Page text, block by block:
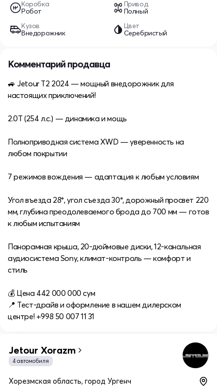
Коробка
Робот
Привод
Полный
Кузов
Внедорожник
Цвет
Серебристый
Комментарий продавца
🚙 Jetour T2 2024 — мощный внедорожник для
настоящих приключений!
2.0T (254 л.с.) — динамика и мощь
Полноприводная система XWD — уверенность на
любом покрытии
7 режимов вождения — адаптация к любым условиям
Угол въезда 28°, угол съезда 30°, дорожный просвет 220
мм, глубина преодолеваемого брода до 700 мм — готов
к любым испытаниям
Панорамная крыша, 20-дюймовые диски, 12-канальная
аудиосистема Sony, климат-контроль — комфорт и
стиль
💰 Цена 442 000 000 сум
📍 Тест-драйв и оформление в нашем дилерском
центре! +998 50 007 11 31
Jetour Xorazm
4 автомобиля
Хорезмская область, город Ургенч